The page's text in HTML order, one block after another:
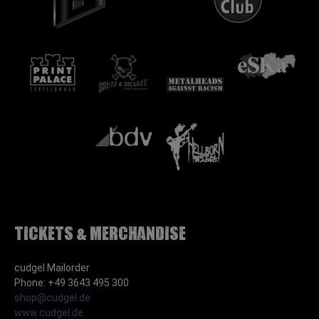
Tickets & Merchandise
cudgel Mailorder
Phone: +49 3643 495 300
shop@cudgel.de
www.cudgel.de